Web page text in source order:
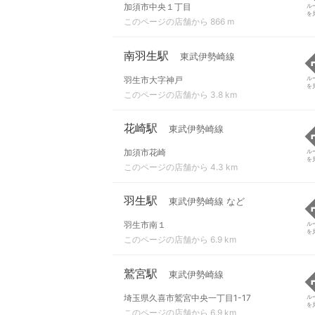
加須市中央１丁目
このページの店舗から 866 m
ル
を
南羽生駅 東武伊勢崎線
羽生市大字神戸
このページの店舗から 3.8 km
ル
を
花崎駅 東武伊勢崎線
加須市花崎
このページの店舗から 4.3 km
ル
を
羽生駅 東武伊勢崎線 など
羽生市南１
このページの店舗から 6.9 km
ル
を
鷲宮駅 東武伊勢崎線
埼玉県久喜市鷲宮中央一丁目1-17
このページの店舗から 6.9 km
ル
を